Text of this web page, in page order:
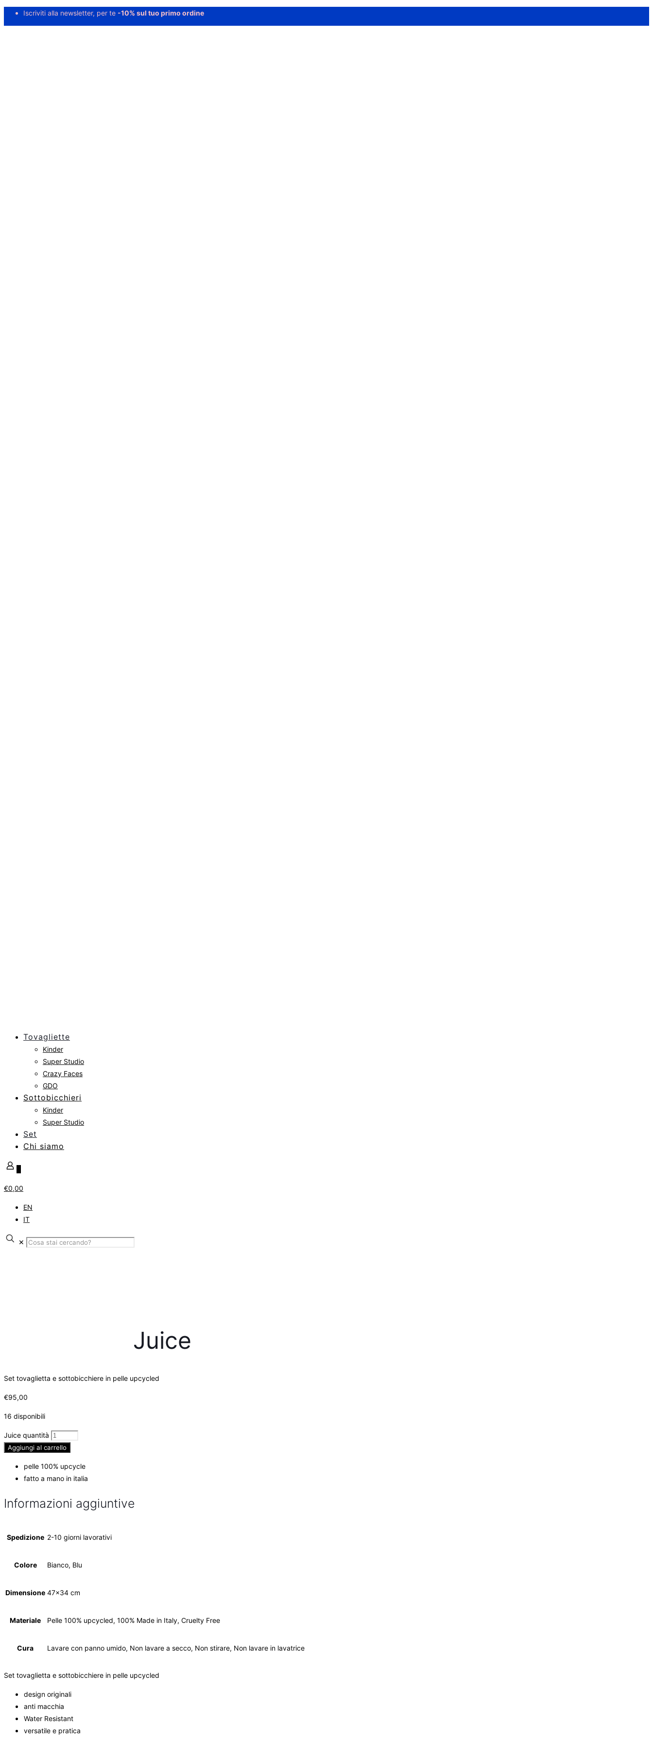
Iscriviti alla newsletter, per te -10% sul tuo primo ordine
Tovagliette
Kinder
Super Studio
Crazy Faces
GDO
Sottobicchieri
Kinder
Super Studio
Set
Chi siamo
€0,00
EN
IT
✕
Juice
Set tovaglietta e sottobicchiere in pelle upcycled
€95,00
16 disponibili
Juice quantità
Aggiungi al carrello
pelle 100% upcycle
fatto a mano in italia
Informazioni aggiuntive
Spedizione 2-10 giorni lavorativi
Colore Bianco, Blu
Dimensione 47×34 cm
Materiale Pelle 100% upcycled, 100% Made in Italy, Cruelty Free
Cura Lavare con panno umido, Non lavare a secco, Non stirare, Non lavare in lavatrice
Set tovaglietta e sottobicchiere in pelle upcycled
design originali
anti macchia
Water Resistant
versatile e pratica